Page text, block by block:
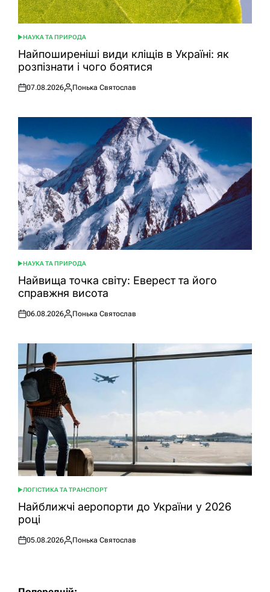
ОПУБЛІКУВАТИ
У
НАУКА ТА ПРИРОДА
Найпоширеніші види кліщів в Україні: як
розпізнати і чого боятися
Оприлюднено
07.08.2026
Опубліковано
Понька Святослав
ОПУБЛІКУВАТИ
У
НАУКА ТА ПРИРОДА
Найвища точка світу: Еверест та його
справжня висота
Оприлюднено
06.08.2026
Опубліковано
Понька Святослав
ОПУБЛІКУВАТИ
У
ЛОГІСТИКА ТА ТРАНСПОРТ
Найближчі аеропорти до України у 2026
році
Оприлюднено
05.08.2026
Опубліковано
Понька Святослав